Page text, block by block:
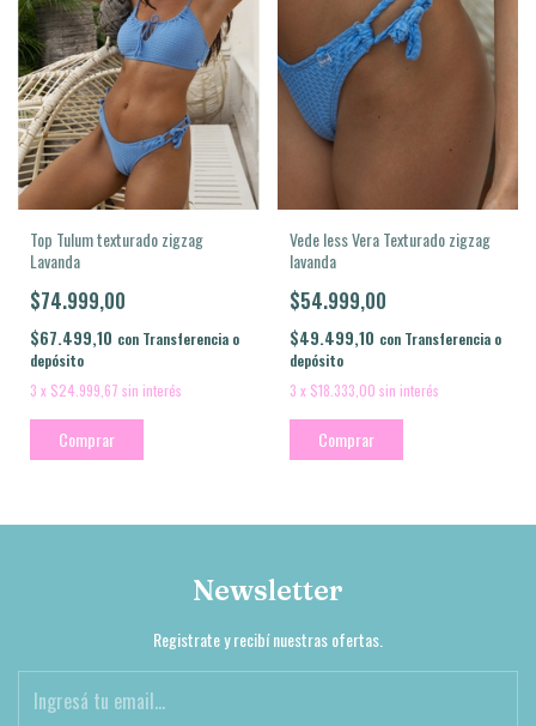
Top Tulum texturado zigzag
Lavanda
$74.999,00
$67.499,10 con Transferencia o
depósito
3 x $24.999,67 sin interés
Comprar
Vede less Vera Texturado zigzag
lavanda
$54.999,00
$49.499,10 con Transferencia o
depósito
3 x $18.333,00 sin interés
Comprar
Newsletter
Registrate y recibí nuestras ofertas.